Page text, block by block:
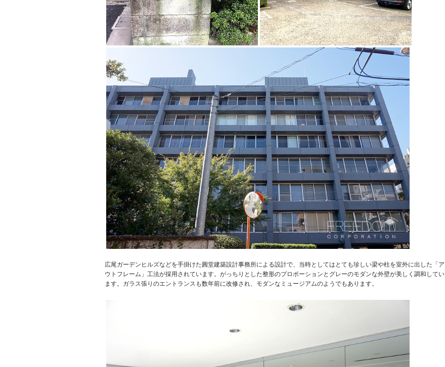
広尾ガーデンヒルズなどを手掛けた圓堂建築設計事務所による設計で、当時としてはとても珍しい梁や柱を室外に出した「ア
ウトフレーム」工法が採用されています。がっちりとした整形のプロポーションとグレーのモダンな外壁が美しく調和してい
ます。ガラス張りのエントランスも数年前に改修され、モダンなミュージアムのようでもあります。